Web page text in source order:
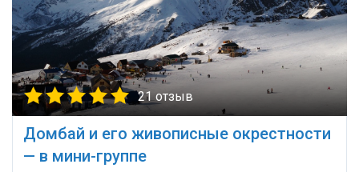
21 отзыв
Домбай и его живописные окрестности
— в мини-группе